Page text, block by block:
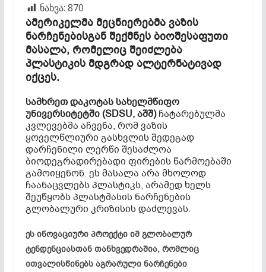
ნახვა: 870
ამერიკელმა მეცნიერებმა ვაზის
ნარჩენებისგან შექმნეს ბიოშესაფუთი
მასალა, რომელიც შეიძლება
პლასტიკის მდგრად ალტერნატივად
იქცეს.
სამხრეთდაკოტას სახელმწიფო
უნივერსიტეტში(SDSU,აშშ)ჩატარებულმა
კვლევებმა აჩვენა, რომ ვაზის
ყოველწლიური გასხვლის შედეგად
დარჩენილი ლერწი შესაძლოა
ბიოდეგრადირებადი ფირების წარმოებაში
გამოიყენონ. ეს მასალა არა მხოლოდ
ჩაანაცვლებს პლასტიკს, არამედ ხელს
შეუწყობს პლასტმასის ნარჩენების
გლობალური კრიზისის დაძლევას.
ეს ინოვაციური პროექტი იმ გლობალურ
ტენდენციასთან თანხვედრაშია, რომლიც
ითვალისწინებს აგრარული ნარჩენები